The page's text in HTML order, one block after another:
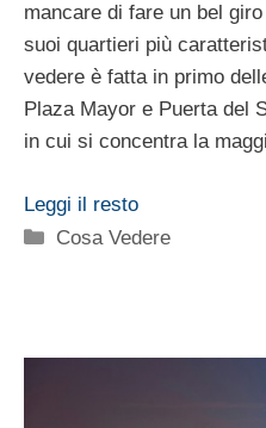
mancare di fare un bel
suoi quartieri più
vedere è fatta in primo
Plaza Mayor e Puerta del
in cui si concentra la
Leggi il resto
Categorie
Cosa Vedere